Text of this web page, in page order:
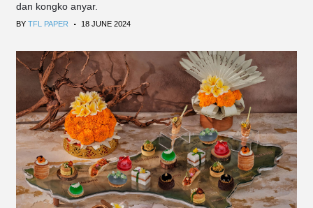
dan kongko anyar.
BY TFL PAPER . 18 JUNE 2024